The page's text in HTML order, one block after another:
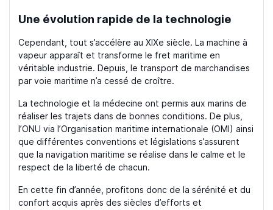
Une évolution rapide de la technologie
Cependant, tout s’accélère au XIXe siècle. La machine à
vapeur apparaît et transforme le fret maritime en
véritable industrie. Depuis, le transport de marchandises
par voie maritime n’a cessé de croître.
La technologie et la médecine ont permis aux marins de
réaliser les trajets dans de bonnes conditions. De plus,
l’ONU via l’Organisation maritime internationale (OMI) ainsi
que différentes conventions et législations s’assurent
que la navigation maritime se réalise dans le calme et le
respect de la liberté de chacun.
En cette fin d’année, profitons donc de la sérénité et du
confort acquis après des siècles d’efforts et